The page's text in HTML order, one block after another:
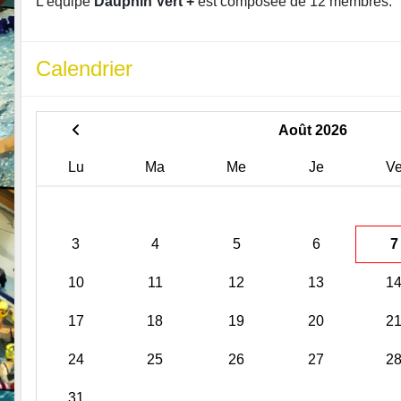
Calendrier
Août 2026
Lu Ma Me Je
3 4 5 6 7
10 11 12 13 14
17 18 19 20 21
24 25 26 27 28